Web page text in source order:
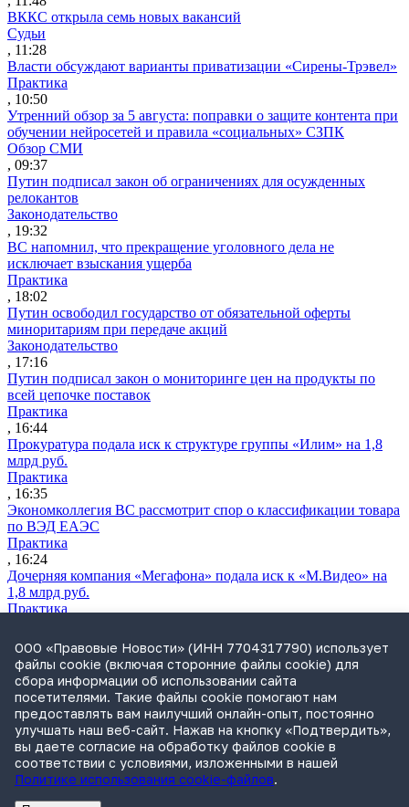
ВККС открыла семь новых вакансий
Судьи
, 11:28
Власти обсуждают варианты приватизации «Сирены-Трэвел»
Практика
, 10:50
Утренний обзор за 5 августа: поправки о защите контента при
обучении нейросетей и правила «социальных» СЗПК
Обзор СМИ
, 09:37
Путин подписал закон об ограничениях для осужденных
релокантов
Законодательство
, 19:32
ВС напомнил, что прекращение уголовного дела не
исключает взыскания ущерба
Практика
, 18:02
Путин освободил государство от обязательной оферты
миноритариям при передаче акций
Законодательство
, 17:16
Путин подписал закон о мониторинге цен на продукты по
всей цепочке поставок
Практика
, 16:44
Прокуратура подала иск к структуре группы «Илим» на 1,8
млрд руб.
Практика
, 16:35
Экономколлегия ВС рассмотрит спор о классификации товара
по ВЭД ЕАЭС
Практика
, 16:24
Дочерняя компания «Мегафона» подала иск к «М.Видео» на
1,8 млрд руб.
Практика
СИП проверит отмену патента на систему управления
устройствами после возражений «Яндекса»
Практика
, 15:17
Суды 10 стран рассматривают иски российской «дочки»
Google о возврате дивидендов
Международная практика
, 14:09
ООО «Правовые Новости» (ИНН 7704317790) использует
файлы cookie (включая сторонние файлы cookie) для
сбора информации об использовании сайта
посетителями. Такие файлы cookie помогают нам
предоставлять вам наилучший онлайн-опыт, постоянно
улучшать наш веб-сайт. Нажав на кнопку «Подтвердить»,
вы даете согласие на обработку файлов cookie в
соответствии с условиями, изложенными в нашей
Политике использования cookie-файлов.